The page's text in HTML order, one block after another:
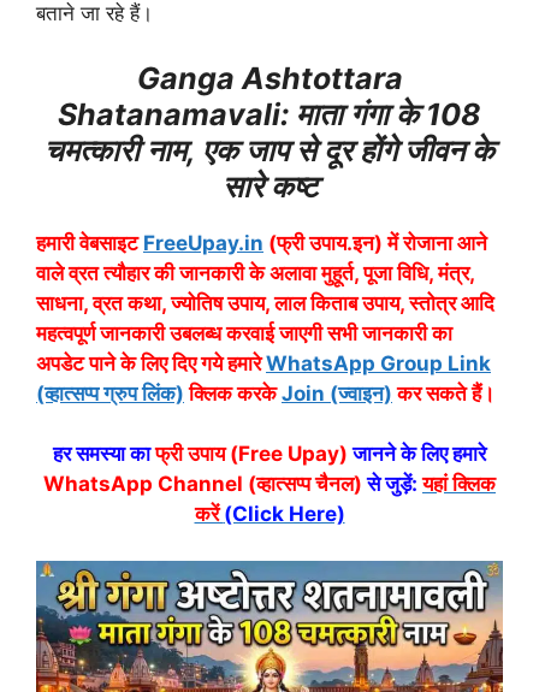
बताने जा रहे हैं।
Ganga Ashtottara
Shatanamavali: माता गंगा के 108
चमत्कारी नाम, एक जाप से दूर होंगे जीवन के
सारे कष्ट
हमारी वेबसाइट FreeUpay.in (फ्री उपाय.इन) में रोजाना आने
वाले व्रत त्यौहार की जानकारी के अलावा मुहूर्त, पूजा विधि, मंत्र,
साधना, व्रत कथा, ज्योतिष उपाय, लाल किताब उपाय, स्तोत्र आदि
महत्वपूर्ण जानकारी उबलब्ध करवाई जाएगी सभी जानकारी का
अपडेट पाने के लिए दिए गये हमारेWhatsApp Group Link
(व्हात्सप्प ग्रुप लिंक) क्लिक करकेJoin (ज्वाइन) कर सकते हैं।
हर समस्या काफ्री उपाय (Free Upay) जानने के लिए हमारे
WhatsApp Channel (व्हात्सप्प चैनल) से जुड़ें:यहां क्लिक
करें(Click Here)